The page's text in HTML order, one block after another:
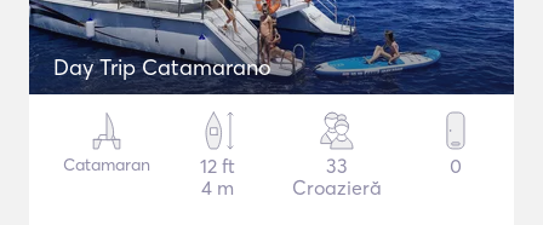
Day Trip Catamarano
Catamaran
12 ft
4 m
33
Croazieră
0